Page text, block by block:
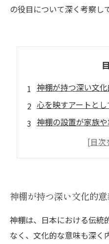
の役目について深く考察し
神棚が持つ深い文
心を映すアートと
神棚の設置が家族
木の温もりと繊細
神棚がもたらす日
美しい神棚があなた
神棚が持つ深い文化的意
神棚は、日本における伝統
なく、文化的な意味も深く